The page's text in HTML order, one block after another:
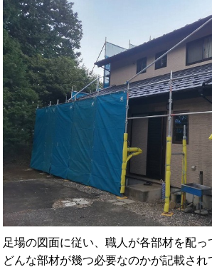
足場の図面に従い、職人が各部材を配っ
どんな部材が幾つ必要なのかが記載さ